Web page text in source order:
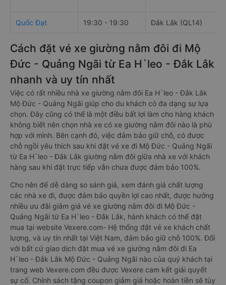
Quốc Đạt 19:30 - 19:30 Đắk Lắk (QL14)
Cách đặt vé xe giường nằm đôi đi Mộ
Đức - Quảng Ngãi từ Ea H`leo - Đắk Lắk
nhanh và uy tín nhất
Việc có rất nhiều nhà xe giường nằm đôi Ea H`leo - Đắk Lắk
Mộ Đức - Quảng Ngãi giúp cho du khách có đa dạng sự lựa
chọn. Đây cũng có thể là một điều bất lợi làm cho hàng khách
không biết nên chọn nhà xe có xe giường nằm đôi nào là phù
hợp với mình. Bên cạnh đó, việc đảm bảo giữ chỗ, có được
chỗ ngồi yêu thích sau khi đặt vé xe đi Mộ Đức - Quảng Ngãi
từ Ea H`leo - Đắk Lắk giường nằm đôi giữa nhà xe với khách
hàng sau khi đặt trực tiếp vẫn chưa được đảm bảo 100%.
Cho nên để dễ dàng so sánh giá, xem đánh giá chất lượng
các nhà xe đi, được đảm bảo quyền lợi cao nhất, được hưởng
nhiều ưu đãi giảm giá vé xe giường nằm đôi đi Mộ Đức -
Quảng Ngãi từ Ea H`leo - Đắk Lắk, hành khách có thể đặt
mua tại website Vexere.com- Hệ thống đặt vé xe khách chất
lượng, và uy tín nhất tại Việt Nam, đảm bảo giữ chỗ 100%. Đối
với bất cứ giao dịch đặt mua vé xe giường nằm đôi đi Ea
H`leo - Đắk Lắk Mộ Đức - Quảng Ngãi nào của quý khách tại
trang web Vexere.com đều được Vexere cam kết giải quyết
sự cố. Chính sách tặng coupon giảm giá hoặc hoàn tiền sẽ tùy